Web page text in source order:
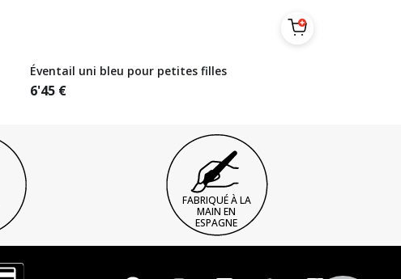
Éventail uni bleu pour petites filles
6'45 €
FABRIQUÉ À LA
MAIN EN
ESPAGNE